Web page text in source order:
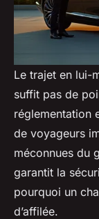
Le trajet en lui-
suffit pas de
réglementation
de voyageurs
méconnues du
garantit la
pourquoi un
d’affilée.